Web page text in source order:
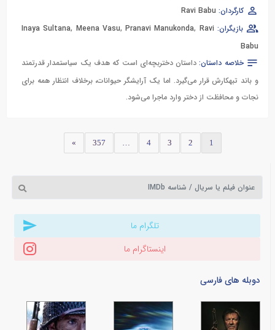
کارگردان: Ravi Babu
بازیگران:
Inaya Sultana, Meena Vasu, Pranavi Manukonda, Ravi
Babu
خلاصه داستان: داستان دختربچه‌ای است که هدف یک سیاستمدار قدرتمند
و باند تبهکارش قرار می‌گیرد. اما یک آرایشگر حیوانات، برخلاف انتظار همه برای
نجات و محافظت از دختر وارد ماجرا می‌شود.
1
2
3
4
…
357
»
تلگرام ما
اینستاگرام ما
دوبله های فارسی